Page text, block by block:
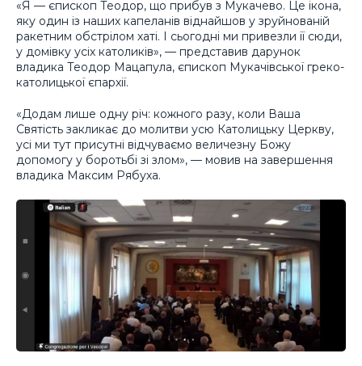
«Я — єпископ Теодор, що прибув з Мукачево. Це ікона,
яку один із наших капеланів віднайшов у зруйнованій
ракетним обстрілом хаті. І сьогодні ми привезли її сюди,
у домівку усіх католиків», — представив дарунок
владика Теодор Мацапула, єпископ Мукачівської греко-
католицької єпархії.
«Додам лише одну річ: кожного разу, коли Ваша
Святість закликає до молитви усю Католицьку Церкву,
усі ми тут присутні відчуваємо величезну Божу
допомогу у боротьбі зі злом», — мовив на завершення
владика Максим Рябуха.